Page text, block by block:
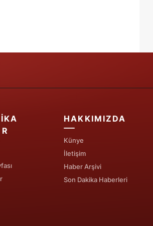
HAKKIMIZDA
Künye
İletişim
Haber Arşivi
Son Dakika Haberleri